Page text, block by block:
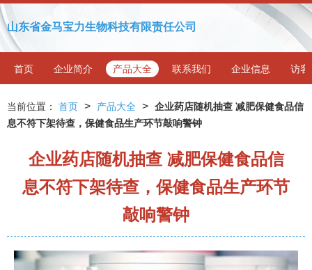
山东省金马宝力生物科技有限责任公司
首页 企业简介 产品大全 联系我们 企业信息 访客
当前位置： 首页 > 产品大全 > 企业药店随机抽查 减肥保健食品信
息不符下架待查，保健食品生产环节敲响警钟
企业药店随机抽查 减肥保健食品信
息不符下架待查，保健食品生产环节
敲响警钟